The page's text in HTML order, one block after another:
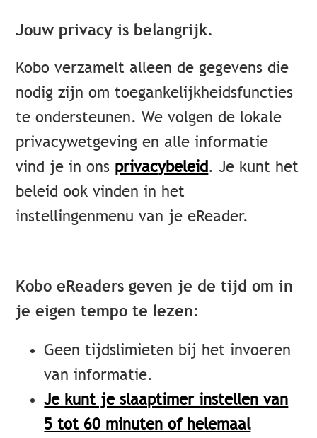
Jouw privacy is belangrijk.
Kobo verzamelt alleen de gegevens die
nodig zijn om toegankelijkheidsfuncties
te ondersteunen. We volgen de lokale
privacywetgeving en alle informatie
vind je in ons privacybeleid. Je kunt het
beleid ook vinden in het
instellingenmenu van je eReader.
Kobo eReaders geven je de tijd om in
je eigen tempo te lezen:
Geen tijdslimieten bij het invoeren
van informatie.
Je kunt je slaaptimer instellen van
5 tot 60 minuten of helemaal